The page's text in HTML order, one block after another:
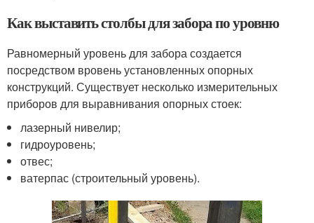
Как выставить столбы для забора по уровню
Равномерный уровень для забора создается
посредством вровень установленных опорных
конструкций. Существует несколько измерительных
приборов для выравнивания опорных стоек:
лазерный нивелир;
гидроуровень;
отвес;
ватерпас (строительный уровень).